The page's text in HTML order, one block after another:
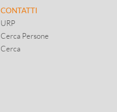
CONTATTI
URP
Cerca Persone
Cerca